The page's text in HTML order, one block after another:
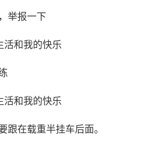
举报一下
跟在载重半挂车后面。